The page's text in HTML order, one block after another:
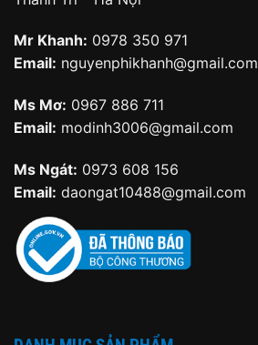
Mr Khanh: 0978 350 971
Email: nguyenphikhanh@gmail.com
Ms Mơ: 0967 886 711
Email: modinh3006@gmail.com
Ms Ngát: 0973 608 156
Email: daongat10488@gmail.com